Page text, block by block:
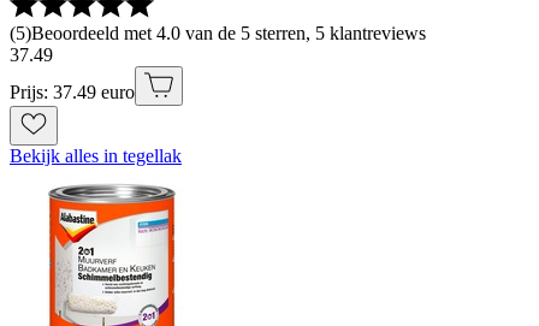
(5)Beoordeeld met 4.0 van de 5 sterren, 5 klantreviews
37.49
Prijs: 37.49 euro
Bekijk alles in tegellak